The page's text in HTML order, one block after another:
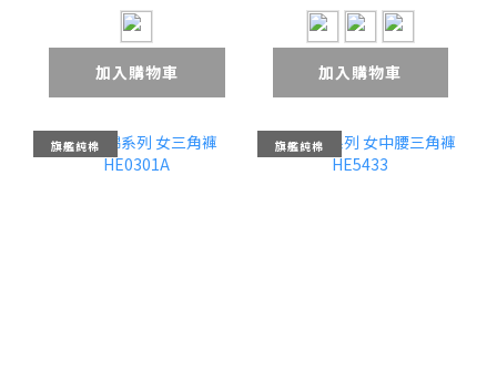
加入購物車 加入購物車
旗艦純棉 旗艦純棉